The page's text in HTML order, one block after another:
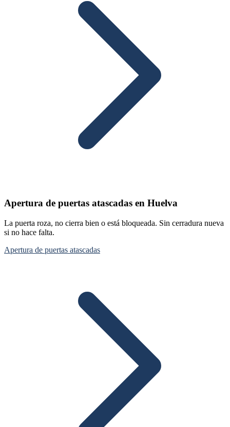
Apertura de puertas atascadas en Huelva
La puerta roza, no cierra bien o está bloqueada. Sin cerradura nueva
si no hace falta.
Apertura de puertas atascadas